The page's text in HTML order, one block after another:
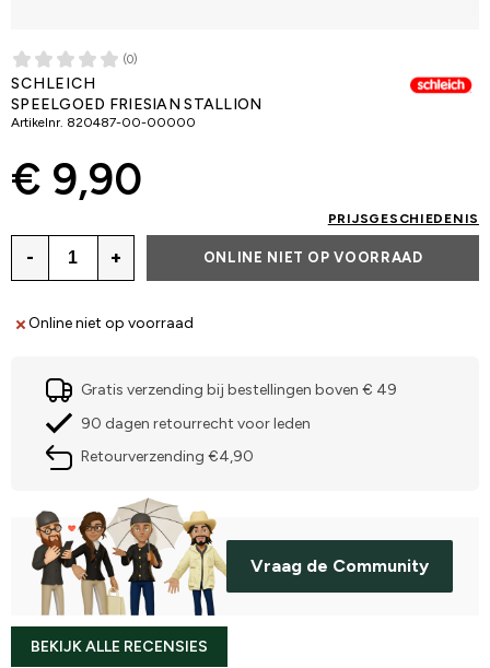
(0)
SCHLEICH
SPEELGOED FRIESIAN STALLION
Artikelnr. 820487-00-00000
€ 9,90
PRIJSGESCHIEDENIS
- + ONLINE NIET OP VOORRAAD
Online niet op voorraad
Gratis verzending bij bestellingen boven € 49
90 dagen retourrecht voor leden
Retourverzending €4,90
Vraag de Community
BEKIJK ALLE RECENSIES